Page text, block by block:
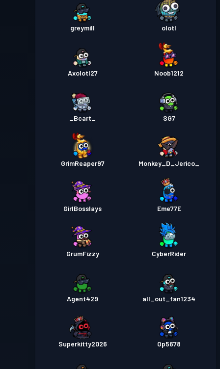
Przepustka bojowa
Season
Poziom
2
greymill olotl
Axolotl27 Noob1212
_Bcart_ SG7
GrimReaper97 Monkey_D_Jerico_
GirlBosslays Eme77E
GrumFizzy CyberRider
Agent429 all_out_fan1234
Superkitty2026 Op5678